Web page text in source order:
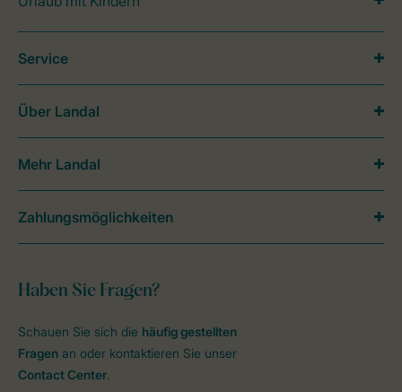
Haben Sie Fragen?
Schauen Sie sich die häufig gestellten
Fragen an oder kontaktieren Sie unser
Contact Center.
Service
Über Landal
Mehr Landal
Zahlungsmöglichkeiten